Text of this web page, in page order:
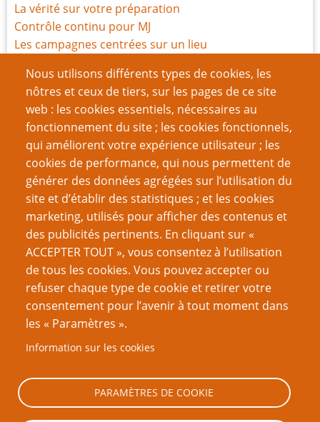
Nous utilisons différents types de cookies, les
nôtres et ceux de tiers, sur les pages de ce site
web : les cookies essentiels, nécessaires au
fonctionnement du site ; les cookies fonctionnels,
qui améliorent votre expérience utilisateur ; les
cookies de performance, qui nous permettent de
générer des données agrégées sur l’utilisation du
site et d’établir des statistiques ; et les cookies
marketing, utilisés pour afficher des contenus et
des publicités pertinents. En cliquant sur «
ACCEPTER TOUT », vous consentez à l’utilisation
de tous les cookies. Vous pouvez accepter ou
refuser chaque type de cookie et retirer votre
consentement pour l’avenir à tout moment dans
les « Paramètres ».
Information sur les cookies
PARAMÈTRES DE COOKIE
La vérité sur votre préparation
Contrôle continu pour MJ
Les campagnes centrées sur un lieu
semblent importants
Comme on prépare, on maîtrise
Fiches d'aides maison
Pourquoi cette règle stupide pourrait ne pas être si
stupide
Pagination 1
Page
suivante
››
VOUS AIMEREZ AUSSI
Le donjon par défaut est colonial
La méthode Tsundere
Le bingo Vampire (la Mascarade)
Le modèle MDE : Mécanismes, Dynamiques et
Les 9 éléments d’un bon système de jeu